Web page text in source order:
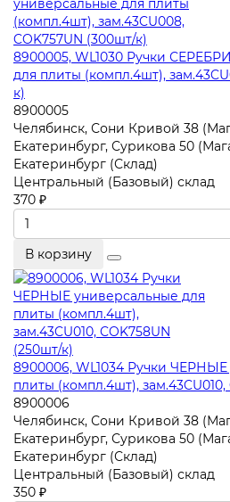
8900005, WL1030 Ручки
для плиты (компл.4шт),
к)
8900005
Челябинск, Сони Кривой 38
Екатеринбург, Сурикова 50
Екатеринбург (Склад)
Центральный (Базовый) склад
370 ₽
В корзину
8900006, WL1034 Ручки
плиты (компл.4шт),
8900006
Челябинск, Сони Кривой 38
Екатеринбург, Сурикова 50
Екатеринбург (Склад)
Центральный (Базовый) склад
350 ₽